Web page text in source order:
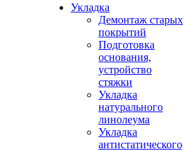
Укладка
Демонтаж старых
покрытий
Подготовка
основания,
устройство
стяжки
Укладка
натурального
линолеума
Укладка